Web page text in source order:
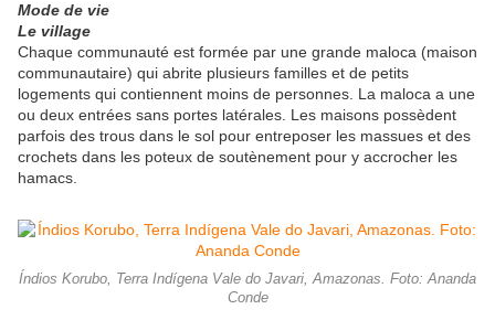
Mode de vie
Le village
Chaque communauté est formée par une grande maloca (maison
communautaire) qui abrite plusieurs familles et de petits
logements qui contiennent moins de personnes. La maloca a une
ou deux entrées sans portes latérales. Les maisons possèdent
parfois des trous dans le sol pour entreposer les massues et des
crochets dans les poteux de soutènement pour y accrocher les
hamacs.
Índios Korubo, Terra Indígena Vale do Javari, Amazonas. Foto: Ananda
Conde